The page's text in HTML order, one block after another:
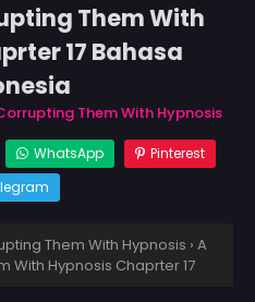
Them With
17 Bahasa
Them With Hypnosis
WhatsApp
Pinterest
Them With Hypnosis › A
With Hypnosis Chaprter 17